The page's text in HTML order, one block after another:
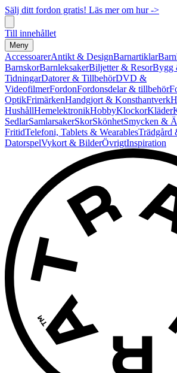
Sälj ditt fordon gratis! Läs mer om hur ->
Till innehållet
Meny
AccessoarerAntikt & DesignBarnartiklar
BarnskorBarnleksakerBiljetter & ResorBygg
TidningarDatorer & TillbehörDVD &
VideofilmerFordonFordonsdelar & tillbehör
OptikFrimärkenHandgjort & Konsthantverk
HushållHemelektronikHobbyKlockorKläder
SedlarSamlarsakerSkorSkönhetSmycken &
FritidTelefoni, Tablets & WearablesTrädgård
DatorspelVykort & BilderÖvrigtInspiration